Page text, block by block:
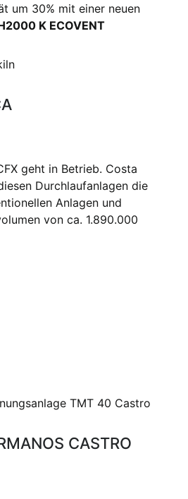
um 30% mit einer neuen
K ECOVENT
geht in Betrieb. Costa
Durchlaufanlagen die
Anlagen und
von ca. 1.890.000
CASTRO